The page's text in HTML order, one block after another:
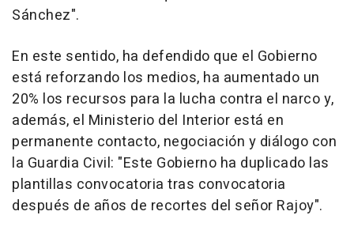
Sánchez".
En este sentido, ha defendido que el Gobierno
está reforzando los medios, ha aumentado un
20% los recursos para la lucha contra el narco y,
además, el Ministerio del Interior está en
permanente contacto, negociación y diálogo con
la Guardia Civil: "Este Gobierno ha duplicado las
plantillas convocatoria tras convocatoria
después de años de recortes del señor Rajoy".